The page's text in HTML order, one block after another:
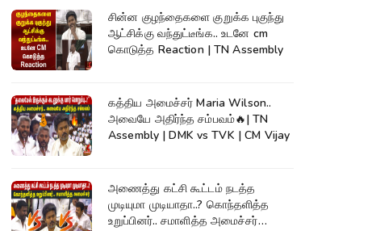
சின்ன குழந்தைகளை குறுக்க புகுந்து
ஆட்சிக்கு வந்துட்டீங்க.. உடனே cm
கொடுத்த Reaction | TN Assembly
கத்திய அமைச்சர் Maria Wilson..
அவையே அதிர்ந்த சம்பவம்🔥| TN
Assembly | DMK vs TVK | CM Vijay
அணைத்து கட்சி கூட்டம் நடத்த
முடியுமா முடியாதா..? கொந்தளித்த
உறுப்பினர்.. சமாளித்த அமைச்சர்